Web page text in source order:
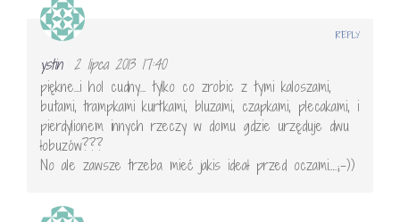
ystin 2 lipca 2013 17:40
piękne…i hol cudny… tylko co zrobic z tymi kaloszami,
butami, trampkami kurtkami, bluzami, czapkami, plecakami, i
pierdylionem innych rzeczy w domu gdzie urzęduje dwu
łobuzów???
No ale zawsze trzeba mieć jakis ideał przed oczami…..;-))
REPLY